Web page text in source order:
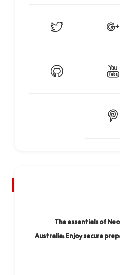
The essentials of
Australia: Enjoy secure